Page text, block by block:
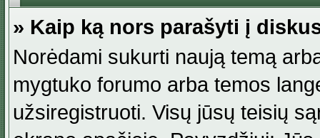
» Kaip ką nors parašyti į
Norėdami sukurti naują temą
mygtuko forumo arba temos
užsiregistruoti. Visų jūsų teisių